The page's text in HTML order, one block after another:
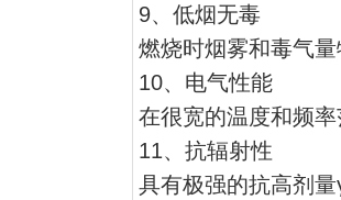
9、低烟无毒
燃烧时烟雾和毒气
10、电气性能
在很宽的温度和频
11、抗辐射性
具有极强的抗高剂